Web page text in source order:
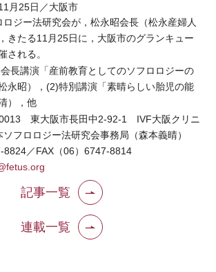
月25日／大阪市
ジー法研究会が，松永昭会長（松永産婦人
きたる11月25日に，大阪市のグランキュー
される。
会長講演「産前教育としてのソフロロジーの
永昭），(2)特別講演「素晴らしい胎児の能
），他
東大阪市長田中2-92-1 IVF大阪クリニ
フロロジー法研究会事務局（森本義晴）
／FAX（06）6747-8814
記事一覧
連載一覧